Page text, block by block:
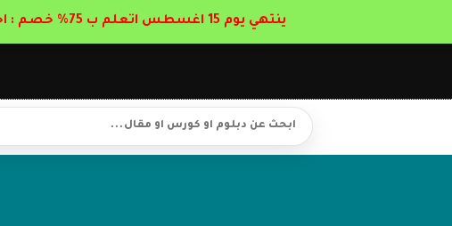
ينتهي يوم 15 اغسطس اتعلم ب 75% خصم : احجز مقعدك الان